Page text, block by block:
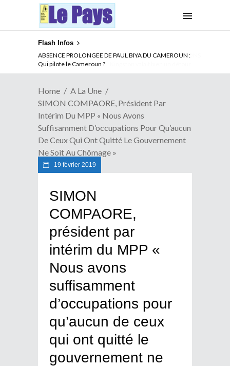
Flash Infos
ABSENCE PROLONGEE DE PAUL BIYA DU CAMEROUN :
Qui pilote le Cameroun ?
Home
A La Une
SIMON COMPAORE, Président Par
Intérim Du MPP « Nous Avons
Suffisamment D’occupations Pour Qu’aucun
De Ceux Qui Ont Quitté Le Gouvernement
Ne Soit Au Chômage »
19 février 2019
SIMON
COMPAORE,
président par
intérim du MPP «
Nous avons
suffisamment
d’occupations pour
qu’aucun de ceux
qui ont quitté le
gouvernement ne